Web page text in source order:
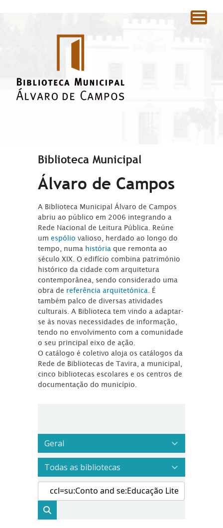
Biblioteca Municipal
Álvaro de Campos
A Biblioteca Municipal Álvaro de Campos
abriu ao público em 2006 integrando a
Rede Nacional de Leitura Pública. Reúne
umespóliovalioso, herdado ao longo do
tempo, numa história que remonta ao
século XIX. O edifício combina património
histórico da cidade com arquitetura
contemporânea, sendo considerado uma
obra de referência arquitetónica . É
também palco de diversas atividades
culturais. A Biblioteca tem vindo a adaptar-
se às novas necessidades de informação,
tendo no envolvimento com a comunidade
o seu principal eixo de ação.
O catálogo é coletivo aloja os catálogos da
Rede de Bibliotecas de Tavira, a municipal,
cinco bibliotecas escolares e os centros de
documentação do município.